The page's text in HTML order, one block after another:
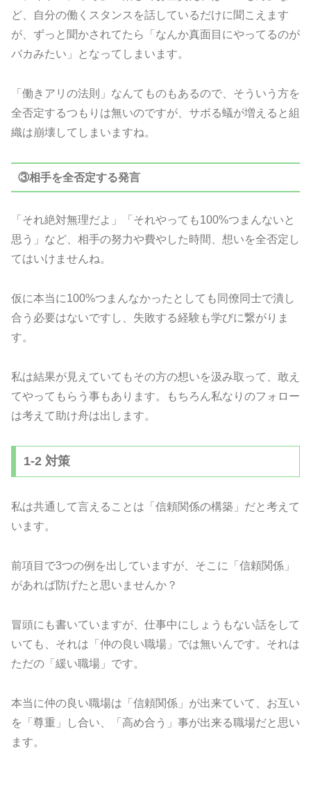
ど、自分の働くスタンスを話しているだけに聞こえます
が、ずっと聞かされてたら「なんか真面目にやってるのが
バカみたい」となってしまいます。
「働きアリの法則」なんてものもあるので、そういう方を
全否定するつもりは無いのですが、サボる蟻が増えると組
織は崩壊してしまいますね。
③相手を全否定する発言
「それ絶対無理だよ」「それやっても100%つまんないと
思う」など、相手の努力や費やした時間、想いを全否定し
てはいけませんね。
仮に本当に100%つまんなかったとしても同僚同士で潰し
合う必要はないですし、失敗する経験も学びに繋がりま
す。
私は結果が見えていてもその方の想いを汲み取って、敢え
てやってもらう事もあります。もちろん私なりのフォロー
は考えて助け舟は出します。
1-2 対策
私は共通して言えることは「信頼関係の構築」だと考えて
います。
前項目で3つの例を出していますが、そこに「信頼関係」
があれば防げたと思いませんか？
冒頭にも書いていますが、仕事中にしょうもない話をして
いても、それは「仲の良い職場」では無いんです。それは
ただの「緩い職場」です。
本当に仲の良い職場は「信頼関係」が出来ていて、お互い
を「尊重」し合い、「高め合う」事が出来る職場だと思い
ます。